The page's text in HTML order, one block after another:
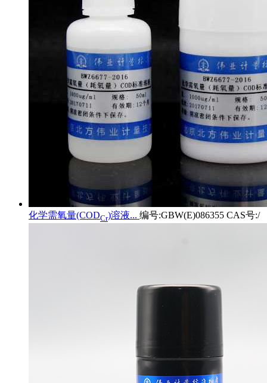
化学需氧量(CODCr)溶液... 编号:GBW(E)086355 CAS号:/